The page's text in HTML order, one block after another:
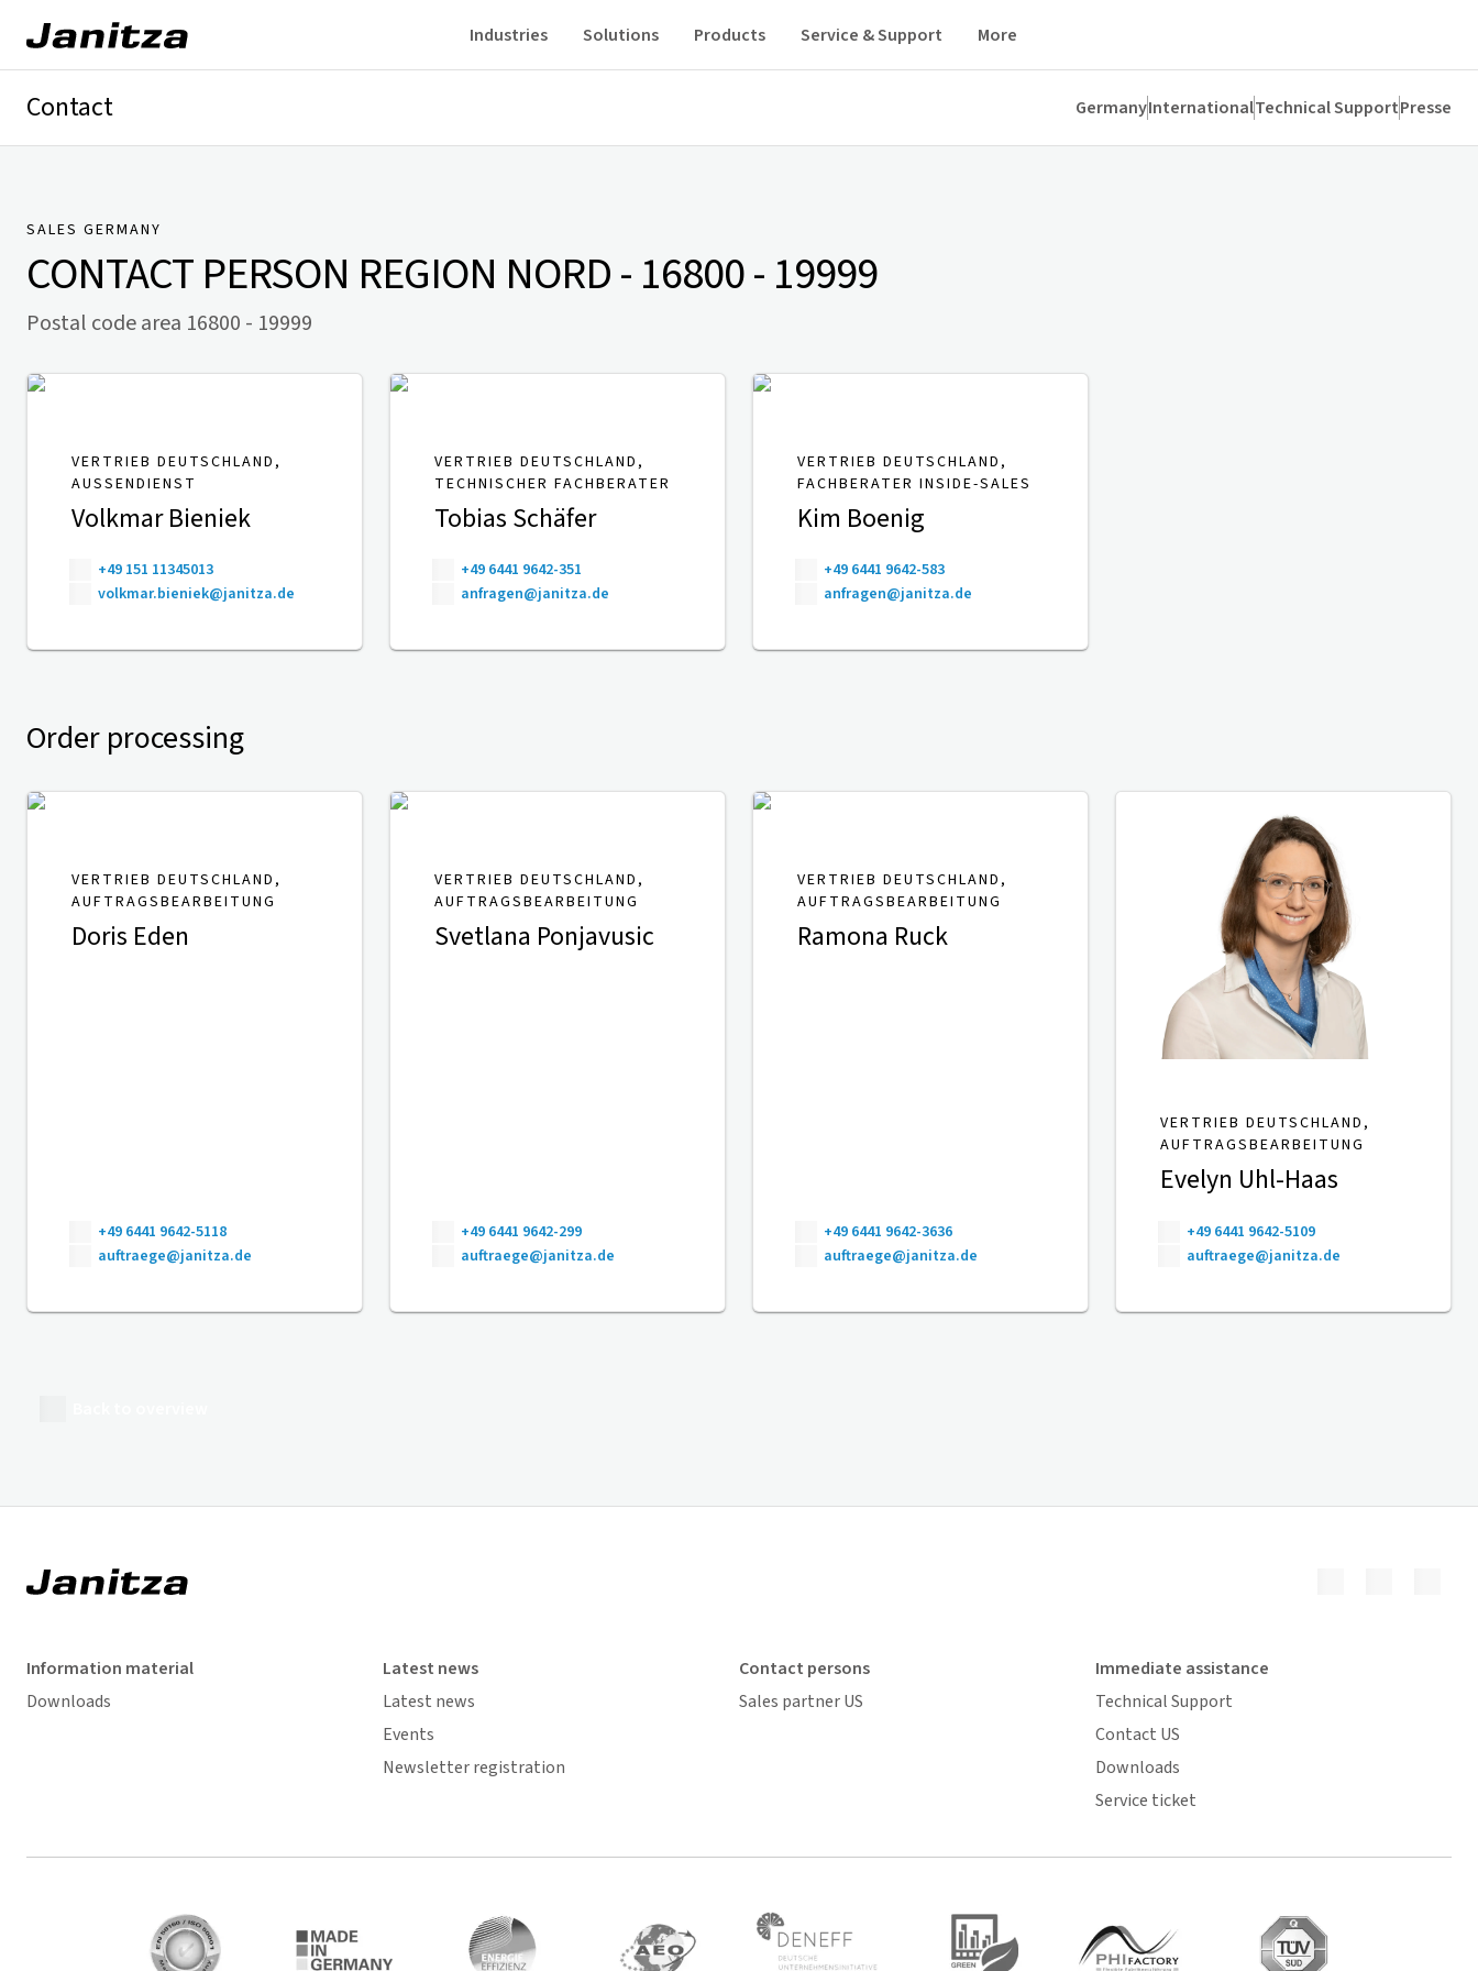
Industries Solutions Products Service & Support More
Contact GermanyInternationalTechnical SupportPresse
SALES GERMANY
CONTACT PERSON REGION NORD - 16800 - 19999
Postal code area 16800 - 19999
VERTRIEB DEUTSCHLAND,
AUSSENDIENST
Volkmar Bieniek
+49 151 11345013
volkmar.bieniek@janitza.de
VERTRIEB DEUTSCHLAND,
TECHNISCHER FACHBERATER
Tobias Schäfer
+49 6441 9642-351
anfragen@janitza.de
VERTRIEB DEUTSCHLAND,
FACHBERATER INSIDE-SALES
Kim Boenig
+49 6441 9642-583
anfragen@janitza.de
Order processing
VERTRIEB DEUTSCHLAND,
AUFTRAGSBEARBEITUNG
Doris Eden
+49 6441 9642-5118
auftraege@janitza.de
VERTRIEB DEUTSCHLAND,
AUFTRAGSBEARBEITUNG
Svetlana Ponjavusic
+49 6441 9642-299
auftraege@janitza.de
VERTRIEB DEUTSCHLAND,
AUFTRAGSBEARBEITUNG
Ramona Ruck
+49 6441 9642-3636
auftraege@janitza.de
VERTRIEB DEUTSCHLAND,
AUFTRAGSBEARBEITUNG
Evelyn Uhl-Haas
+49 6441 9642-5109
auftraege@janitza.de
Information material
Downloads
Latest news
Latest news
Events
Newsletter registration
Contact persons
Sales partner US
Immediate assistance
Technical Support
Contact US
Downloads
Service ticket